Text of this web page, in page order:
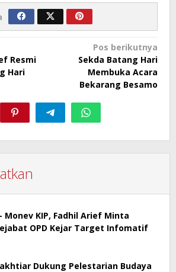
Resmi
Hari
Pos berikutnya
Sekda Batang Hari
Membuka Acara
Bekarang Besamo
Monev KIP, Fadhil Arief Minta
OPD Kejar Target Infomatif
Dukung Pelestarian Budaya